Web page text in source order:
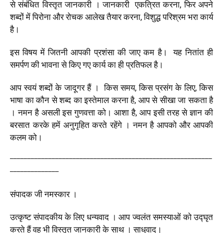
से संबंधित विस्तृत जानकारी । जानकारी एकत्रित करना, फिर अपने
शब्दों में पिरोना और रोचक आलेख तैयार करना, विशुद्ध परिश्रम भरा कार्य
है।
इस विषय में जितनी आपकी प्रशंसा की जाए कम है। यह नितांत ही
समर्पण की भावना से किए गए कार्य का ही प्रतिफल है।
आप स्वयं शब्दों के जादूगर हैं । किस समय, किस प्रसंग के लिए, किस
भाषा का कौन से शब्द का इस्तेमाल करना है, आप से सीखा जा सकता है
। नमन है असली इस गुणवत्ता को। आशा है, आप इसी तरह से ज्ञान की
बरसात करके हमें अनुगृहित करते रहेंगे । नमन है आपको और आपकी
कलम को।
संपादक जी नमस्कार ।
उत्कृष्ट संपादकीय के लिए धन्यवाद । आप ज्वलंत समस्याओं को उद्घृत
करते हैं वह भी विस्तृत जानकारी के साथ । साधुवाद।